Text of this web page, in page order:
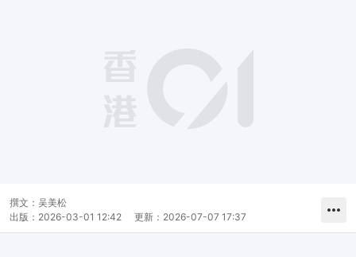
撰文： 吴美松
出版： 2026-03-01 12:42 更新： 2026-07-07 17:37